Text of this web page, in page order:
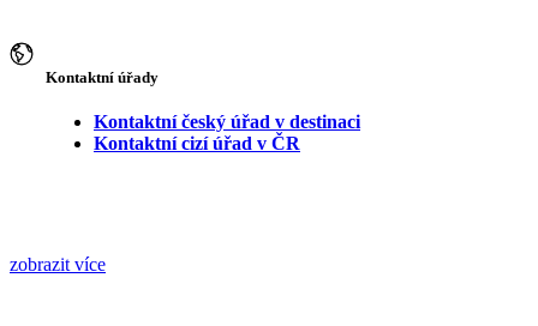
Kontaktní úřady
Kontaktní český úřad v destinaci
Kontaktní cizí úřad v ČR
zobrazit více